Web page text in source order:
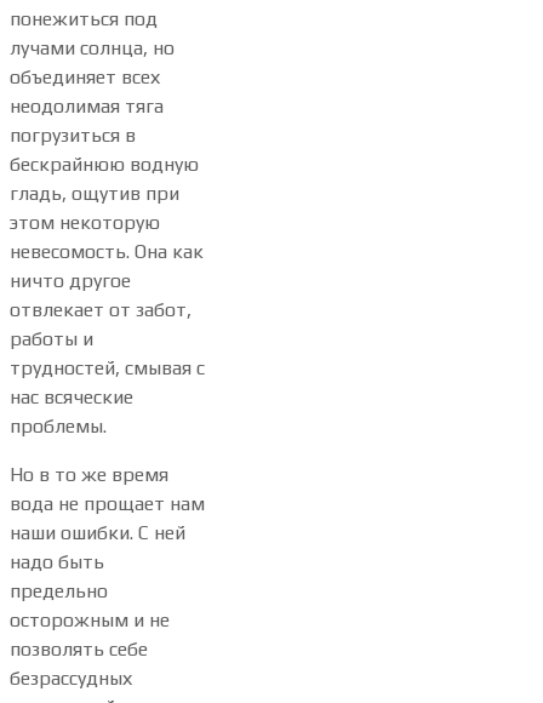
понежиться под
лучами солнца, но
объединяет всех
неодолимая тяга
погрузиться в
бескрайнюю водную
гладь, ощутив при
этом некоторую
невесомость. Она как
ничто другое
отвлекает от забот,
работы и
трудностей, смывая с
нас всяческие
проблемы.
Но в то же время
вода не прощает нам
наши ошибки. С ней
надо быть
предельно
осторожным и не
позволять себе
безрассудных